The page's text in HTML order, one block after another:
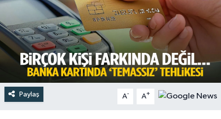
Paylaş A- A+